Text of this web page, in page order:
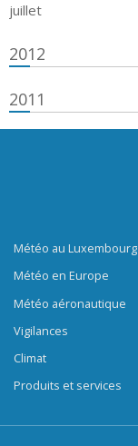
juillet
2012
2011
Météo au Luxembourg
Météo en Europe
Météo aéronautique
Vigilances
Climat
Produits et services